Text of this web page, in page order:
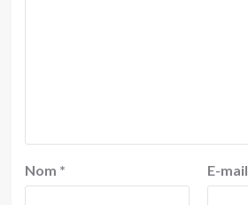
Nom * E-mail